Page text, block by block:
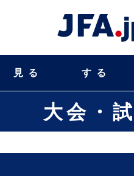
見る する
大会・